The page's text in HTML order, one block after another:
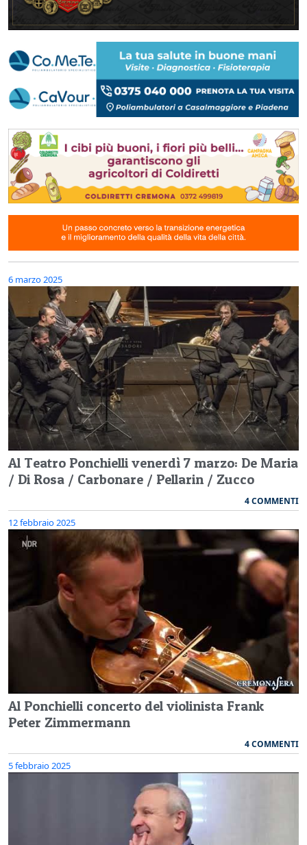
6 marzo 2025
Al Teatro Ponchielli venerdì 7 marzo: De Maria
/ Di Rosa / Carbonare / Pellarin / Zucco
4 COMMENTI
12 febbraio 2025
Al Ponchielli concerto del violinista Frank
Peter Zimmermann
4 COMMENTI
5 febbraio 2025